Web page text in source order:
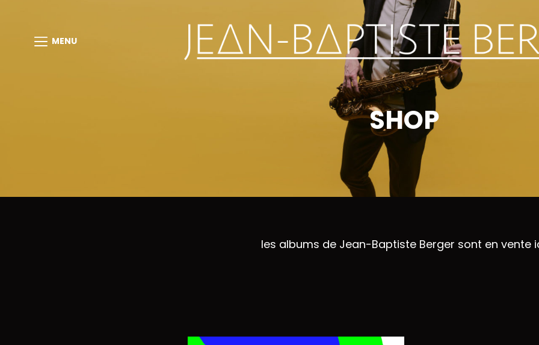
MENU
SHOP
les albums de Jean-Baptiste Berger sont en vente